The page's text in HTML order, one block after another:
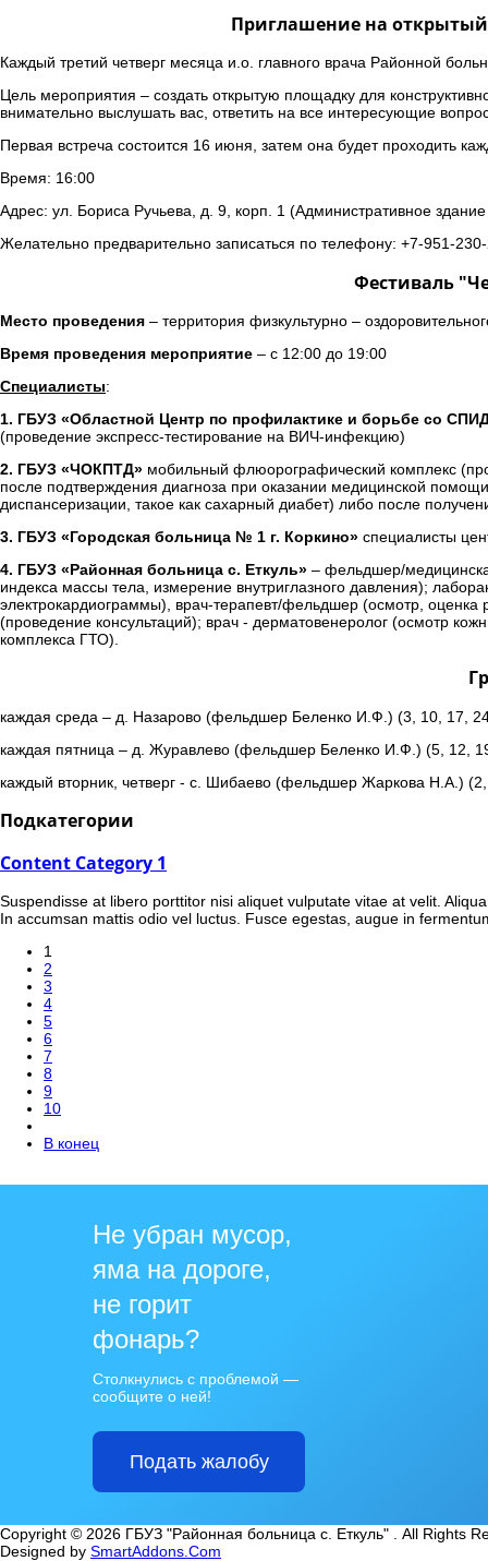
Приглашение на
Каждый третий четверг месяца и.о. главного врача Районной
Цель мероприятия – создать открытую площадку для
внимательно выслушать вас, ответить на все интересующие
Первая встреча состоится 16 июня, затем она будет проходить
Время: 16:00
Адрес: ул. Бориса Ручьева, д. 9, корп. 1 (Административное
Желательно предварительно записаться по телефону: +7-951-
Фестиваль
Место проведения – территория физкультурно –
Время проведения мероприятие – с 12:00 до 19:00
Специалисты:
1. ГБУЗ «Областной Центр по профилактике и борьбе со
(проведение экспресс-тестирование на ВИЧ-инфекцию)
2. ГБУЗ «ЧОКПТД» мобильный флюорографический комплекс
после подтверждения диагноза при оказании медицинской
диспансеризации, такое как сахарный диабет) либо после
3. ГБУЗ «Городская больница № 1 г. Коркино» специалисты
4. ГБУЗ «Районная больница с. Еткуль» – фельдшер/
индекса массы тела, измерение внутриглазного давления);
электрокардиограммы), врач-терапевт/фельдшер (осмотр, оценка
(проведение консультаций); врач - дерматовенеролог (осмотр
комплекса ГТО).
каждая среда – д. Назарово (фельдшер Беленко И.Ф.) (3, 10, 17,
каждая пятница – д. Журавлево (фельдшер Беленко И.Ф.) (5, 12,
каждый вторник, четверг - с. Шибаево (фельдшер Жаркова Н.А.)
Подкатегории
Content Category 1
Suspendisse at libero porttitor nisi aliquet vulputate vitae at velit.
In accumsan mattis odio vel luctus. Fusce egestas, augue in
1
2
3
4
5
6
7
8
9
10
В конец
Не убран мусор,
яма на дороге,
не горит
фонарь?
Столкнулись с проблемой —
сообщите о ней!
Подать жалобу
Copyright © 2026 ГБУЗ "Районная больница с. Еткуль" . All Rights
Designed by SmartAddons.Com